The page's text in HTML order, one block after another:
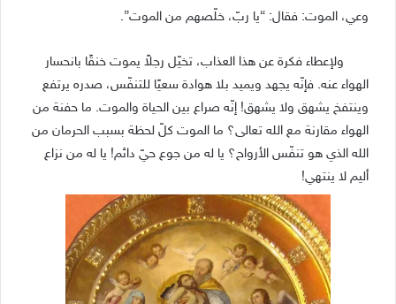
وعي، الموت: فقال: “يا ربّ، خلّصهم من الموت”.
ولإعطاء فكرة عن هذا العذاب، تخيّل رجلاً يموت خنقًا بانحسار
الهواء عنه. فإنّه يجهد ويميد بلا هوادة سعيًا للتنفّس، صدره يرتفع
وينتفخ يشهق ولا يشهق! إنّه صراع بين الحياة والموت. ما حفنة من
الهواء مقارنة مع الله تعالى؟ ما الموت كلّ لحظة بسبب الحرمان من
الله الذي هو تنفّس الأرواح؟ يا له من جوع حيّ دائم! يا له من نزاع
أليم لا ينتهي!